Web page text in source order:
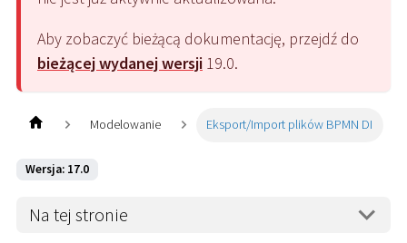
Aby zobaczyć bieżącą dokumentację, przejdź do
bieżącej wydanej wersji 19.0.
Modelowanie Eksport/Import plików BPMN DI
Wersja: 17.0
Na tej stronie